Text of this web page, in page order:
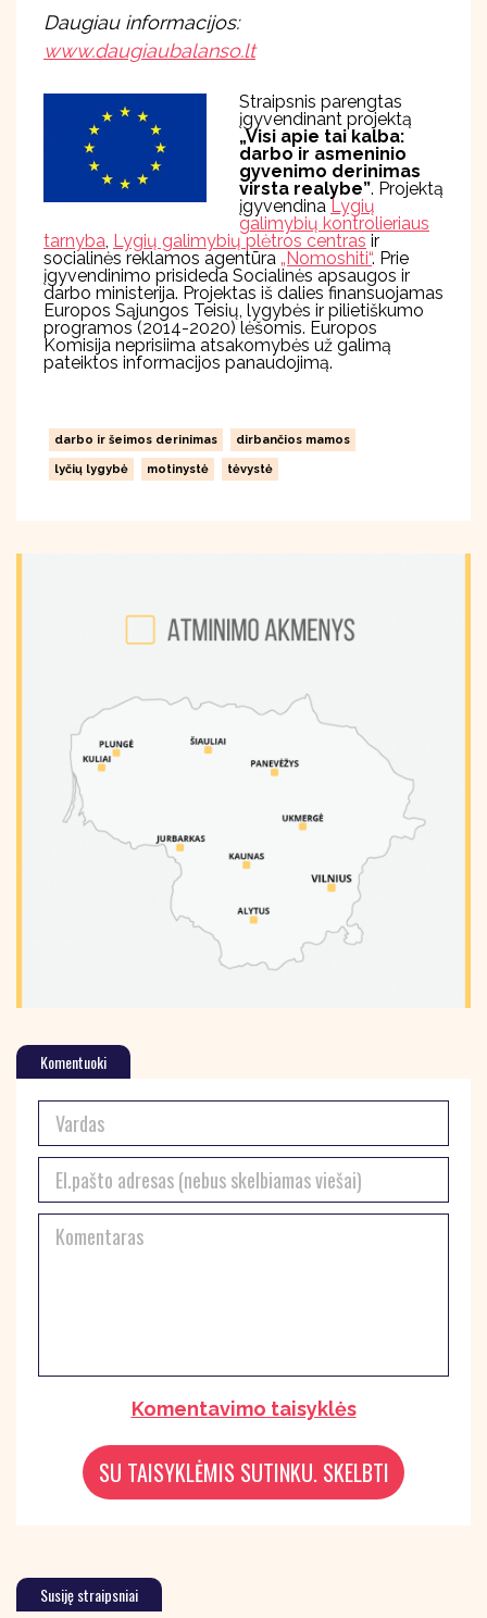
Daugiau informacijos:
www.daugiaubalanso.lt
Straipsnis parengtas
įgyvendinant projektą
„Visi apie tai kalba:
darbo ir asmeninio
gyvenimo derinimas
virsta realybe”. Projektą
įgyvendina Lygių
galimybių kontrolieriaus
tarnyba, Lygių galimybių plėtros centras ir
socialinės reklamos agentūra „Nomoshiti“. Prie
įgyvendinimo prisideda Socialinės apsaugos ir
darbo ministerija. Projektas iš dalies finansuojamas
Europos Sąjungos Teisių, lygybės ir pilietiškumo
programos (2014-2020) lėšomis. Europos
Komisija neprisiima atsakomybės už galimą
pateiktos informacijos panaudojimą.
darbo ir šeimos derinimas dirbančios mamos
lyčių lygybė motinystė tėvystė
Komentuoki
Komentavimo taisyklės
Susiję straipsniai